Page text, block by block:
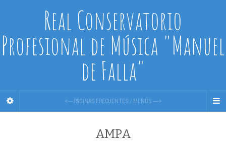
Real Conservatorio
Profesional de Música "Manuel
de Falla"
<--- PÁGINAS FRECUENTES / MENÚS ---->
AMPA